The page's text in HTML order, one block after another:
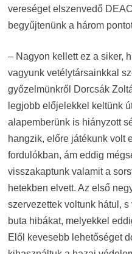
vereséget elszenvedő
begyűjtenünk a három
– Nagyon kellett ez a siker,
vagyunk vetélytársainkkal
győzelmünkről Dorcsák
legjobb előjelekkel keltünk
alapemberünk is hiányzott
hangzik, előre játékunk volt
fordulókban, ám eddig
visszakaptunk valamit a
hetekben elvett. Az első
szervezettek voltunk hátul,
buta hibákat, melyekkel
Elől kevesebb lehetőséget